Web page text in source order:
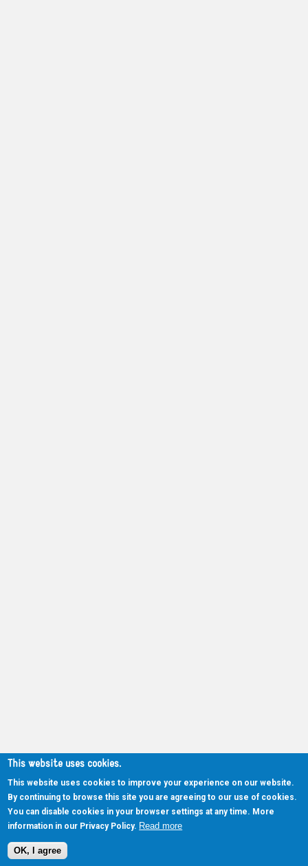
This website uses cookies.
This website uses cookies to improve your experience on our website.
By continuing to browse this site you are agreeing to our use of cookies.
You can disable cookies in your browser settings at any time. More
information in our Privacy Policy. Read more
OK, I agree